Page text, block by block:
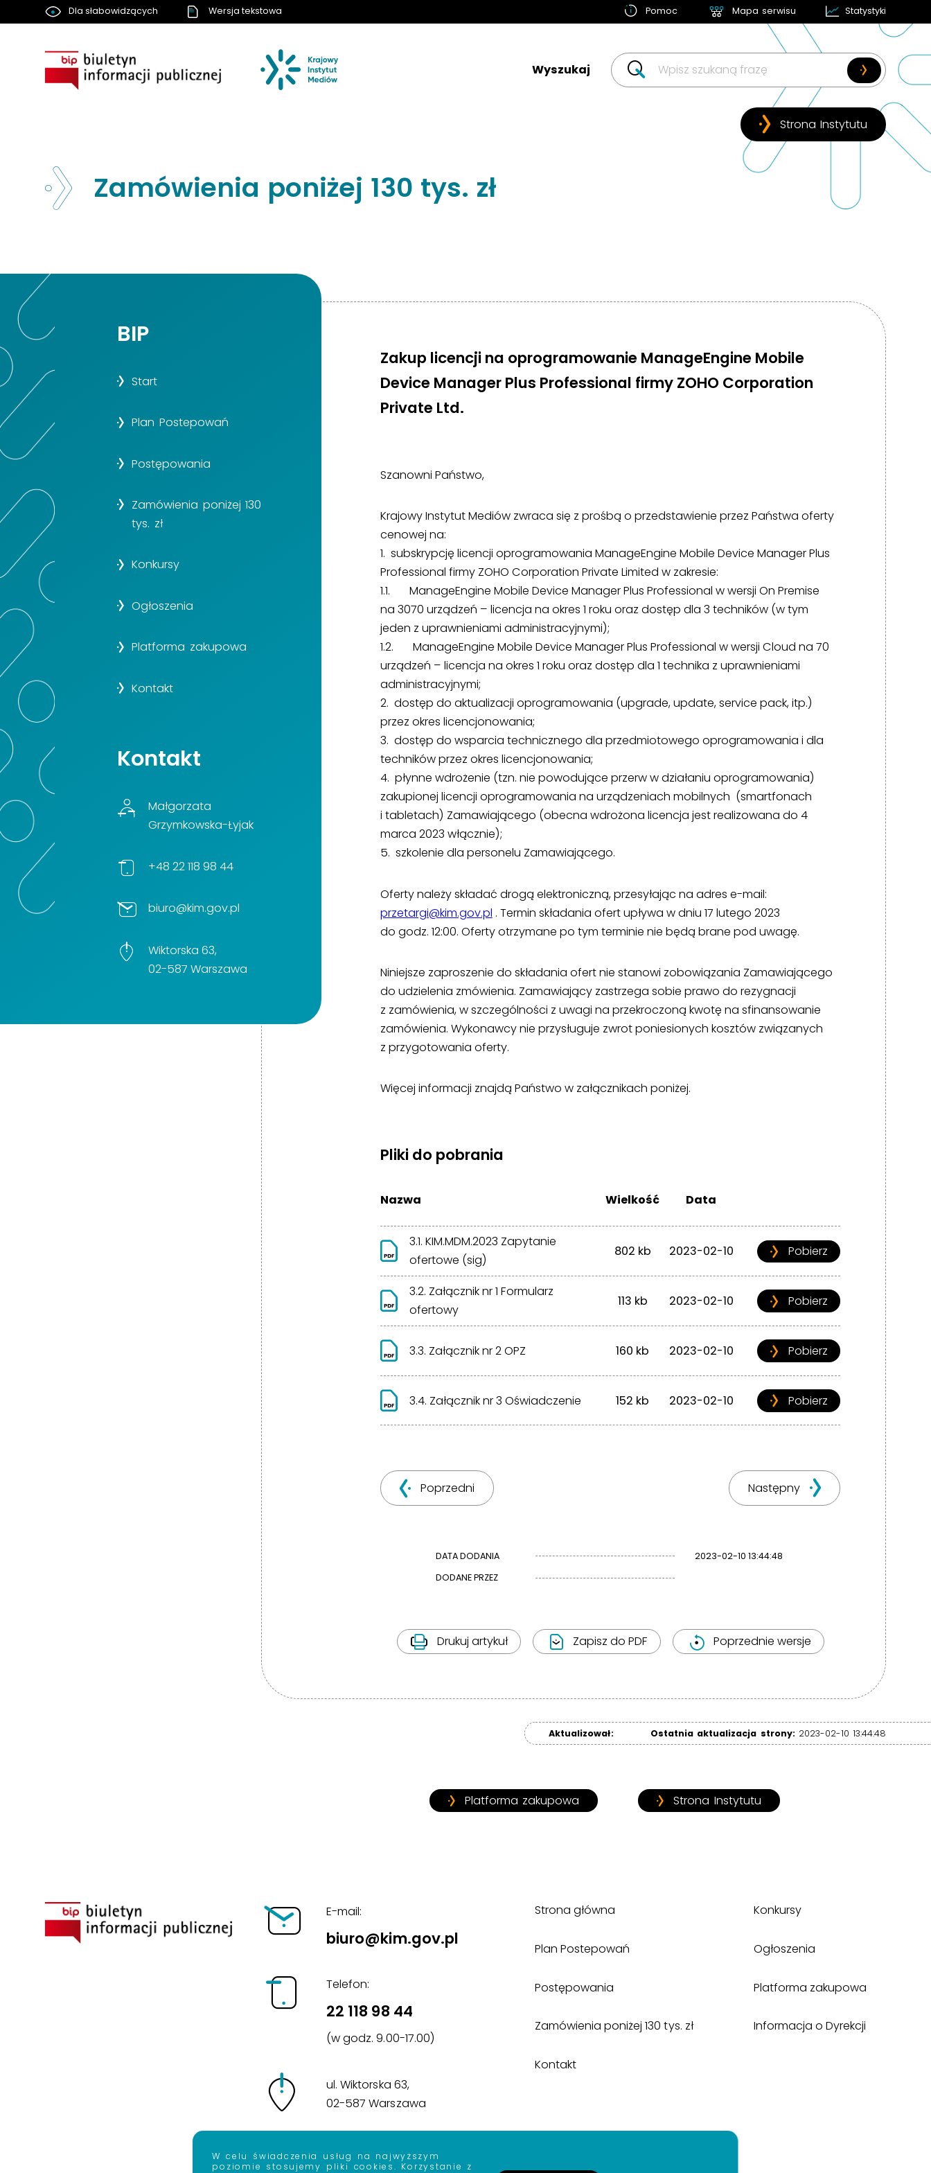
BIP Krajowy Instytut Mediów w likwidacji
Strona Instytutu
Dla słabowidzących Wersja tekstowa Pomoc Mapa serwisu Statystyki
Zamówienia poniżej 130 tys. zł
Nawigacja strony
BIP
Start
Plan Postepowań
Postępowania
Zamówienia poniżej 130
tys. zł
Konkursy
Ogłoszenia
Platforma zakupowa
Kontakt
Kontakt
Małgorzata
Grzymkowska-Łyjak
+48 22 118 98 44
biuro@kim.gov.pl
Wiktorska 63,
02-587 Warszawa
Zakup licencji na oprogramowanie ManageEngine Mobile
Device Manager Plus Professional firmy ZOHO Corporation
Private Ltd.
Szanowni Państwo,
Krajowy Instytut Mediów zwraca się z prośbą o przedstawienie przez Państwa oferty
cenowej na:
1. subskrypcję licencji oprogramowania ManageEngine Mobile Device Manager Plus
Professional firmy ZOHO Corporation Private Limited w zakresie:
1.1. ManageEngine Mobile Device Manager Plus Professional w wersji On Premise
na 3070 urządzeń – licencja na okres 1 roku oraz dostęp dla 3 techników (w tym
jeden z uprawnieniami administracyjnymi);
1.2. ManageEngine Mobile Device Manager Plus Professional w wersji Cloud na 70
urządzeń – licencja na okres 1 roku oraz dostęp dla 1 technika z uprawnieniami
administracyjnymi;
2. dostęp do aktualizacji oprogramowania (upgrade, update, service pack, itp.)
przez okres licencjonowania;
3. dostęp do wsparcia technicznego dla przedmiotowego oprogramowania i dla
techników przez okres licencjonowania;
4. płynne wdrożenie (tzn. nie powodujące przerw w działaniu oprogramowania)
zakupionej licencji oprogramowania na urządzeniach mobilnych (smartfonach
i tabletach) Zamawiającego (obecna wdrożona licencja jest realizowana do 4
marca 2023 włącznie);
5. szkolenie dla personelu Zamawiającego.
Oferty należy składać drogą elektroniczną, przesyłając na adres e-mail:
przetargi@kim.gov.pl . Termin składania ofert upływa w dniu 17 lutego 2023
do godz. 12:00. Oferty otrzymane po tym terminie nie będą brane pod uwagę.
Niniejsze zaproszenie do składania ofert nie stanowi zobowiązania Zamawiającego
do udzielenia zmówienia. Zamawiający zastrzega sobie prawo do rezygnacji
z zamówienia, w szczególności z uwagi na przekroczoną kwotę na sfinansowanie
zamówienia. Wykonawcy nie przysługuje zwrot poniesionych kosztów związanych
z przygotowania oferty.
Więcej informacji znajdą Państwo w załącznikach poniżej.
Pliki do pobrania
Nazwa Wielkość Data
3.1. KIM.MDM.2023 Zapytanie
ofertowe (sig)
802 kb 2023-02-10 Pobierz
3.2. Załącznik nr 1 Formularz
ofertowy
113 kb 2023-02-10 Pobierz
3.3. Załącznik nr 2 OPZ 160 kb 2023-02-10 Pobierz
3.4. Załącznik nr 3 Oświadczenie 152 kb 2023-02-10 Pobierz
Poprzedni Następny
DATA DODANIA
2023-02-10 13:44:48
DODANE PRZEZ
Drukuj artykuł Zapisz do PDF Poprzednie wersje
Aktualizował: Ostatnia aktualizacja strony: 2023-02-10 13:44:48
Platforma zakupowa Strona Instytutu
E-mail:
biuro@kim.gov.pl
Telefon:
22 118 98 44
(w godz. 9.00-17.00)
ul. Wiktorska 63,
02-587 Warszawa
Strona główna Konkursy
Plan Postepowań Ogłoszenia
Postępowania Platforma zakupowa
Zamówienia poniżej 130 tys. zł Informacja o Dyrekcji
Kontakt
W celu świadczenia usług na najwyższym
poziomie stosujemy pliki cookies. Korzystanie z